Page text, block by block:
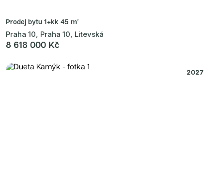
Prodej bytu 1+kk 45 m²
Praha 10, Praha 10, Litevská
8 618 000 Kč
2027